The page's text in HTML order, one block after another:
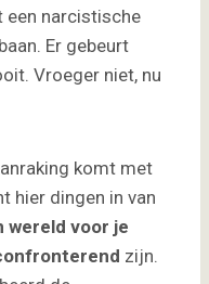
een narcistische
Er gebeurt
Vroeger niet, nu
komt met
hier dingen in van
wereld voor je
zijn.